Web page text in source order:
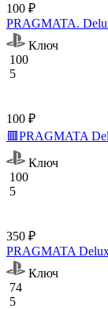
100 ₽
PRAGMATA.
Ключ
100
5
100 ₽
🟥PRAGMATA
Ключ
100
5
350 ₽
PRAGMATA
Ключ
74
5